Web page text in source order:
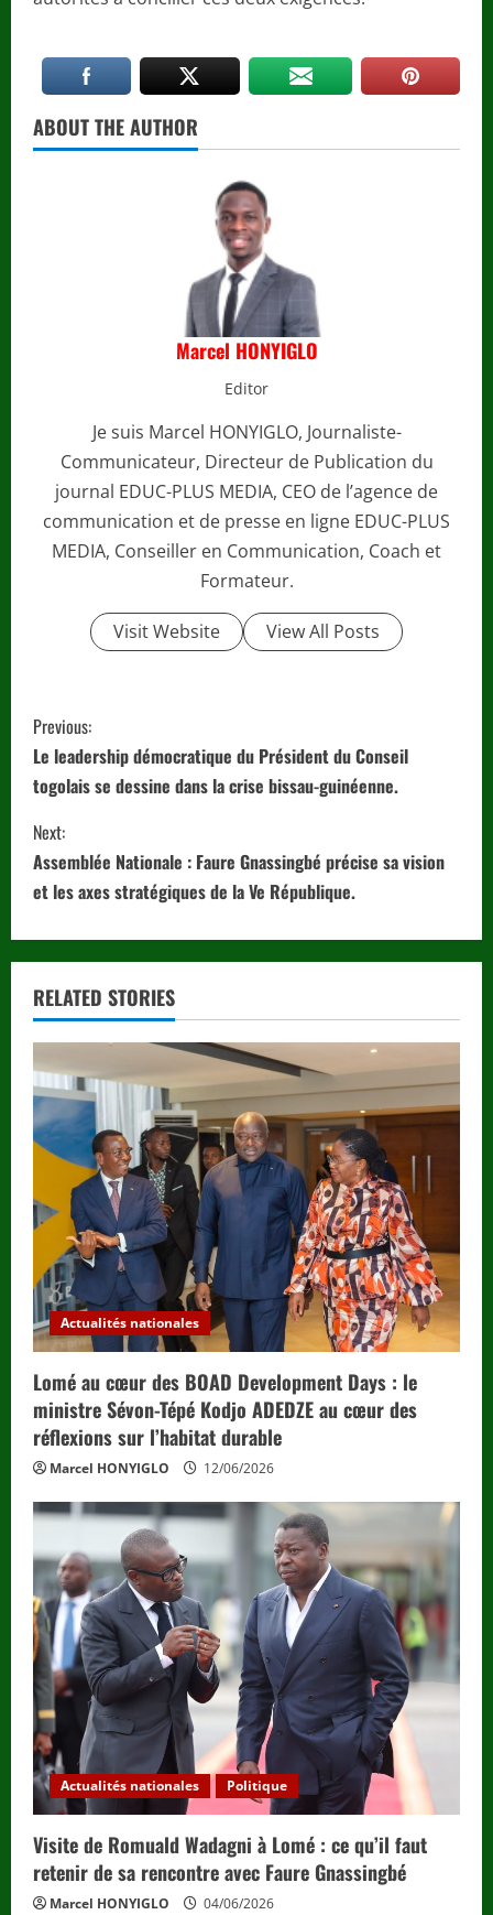
ABOUT THE AUTHOR
Marcel HONYIGLO
Editor
Je suis Marcel HONYIGLO, Journaliste-
Communicateur, Directeur de Publication du
journal EDUC-PLUS MEDIA, CEO de l’agence de
communication et de presse en ligne EDUC-PLUS
MEDIA, Conseiller en Communication, Coach et
Formateur.
Visit Website View All Posts
C
o
n
t
i
n
u
e
R
e
d
i
n
g
Previous:
Le leadership démocratique du Président du Conseil
togolais se dessine dans la crise bissau-guinéenne.
Next:
Assemblée Nationale : Faure Gnassingbé précise sa vision
et les axes stratégiques de la Ve République.
RELATED STORIES
Actualités nationales
Lomé au cœur des BOAD Development Days : le
ministre Sévon-Tépé Kodjo ADEDZE au cœur des
réflexions sur l’habitat durable
Marcel HONYIGLO 12/06/2026
Actualités nationales Politique
Visite de Romuald Wadagni à Lomé : ce qu’il faut
retenir de sa rencontre avec Faure Gnassingbé
Marcel HONYIGLO 04/06/2026